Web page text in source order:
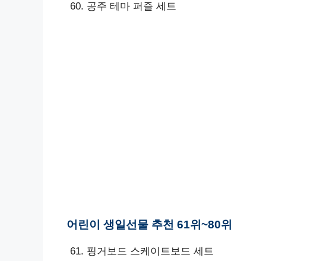
공주 테마 퍼즐 세트
어린이 생일선물 추천 61위~80위
핑거보드 스케이트보드 세트